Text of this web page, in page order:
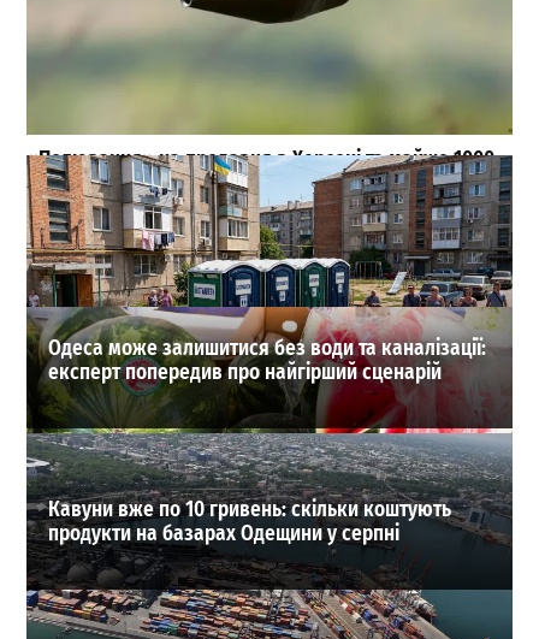
«Полювання» на продавця в Херсоні та майже 1000
загиблих: масштаби атак російських FPV-дронів
(відео)
0
04-08-2026 в 20:27
ВИБІР РЕДАКЦІЇ
Одеса може залишитися без води та каналізації:
експерт попередив про найгірший сценарій
Кавуни вже по 10 гривень: скільки коштують
продукти на базарах Одещини у серпні